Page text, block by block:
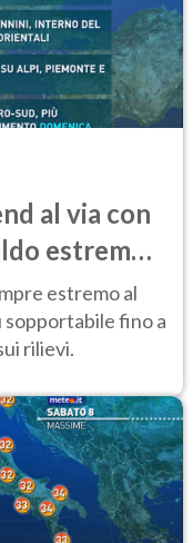
al via con
estremo
estremo al
sopportabile fino a
rilievi.